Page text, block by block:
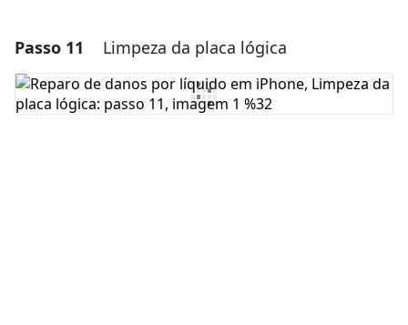
Adicionar um comentário
Comentar
Passo 11 Limpeza da placa lógica